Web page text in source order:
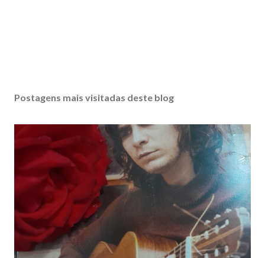
Postagens mais visitadas deste blog